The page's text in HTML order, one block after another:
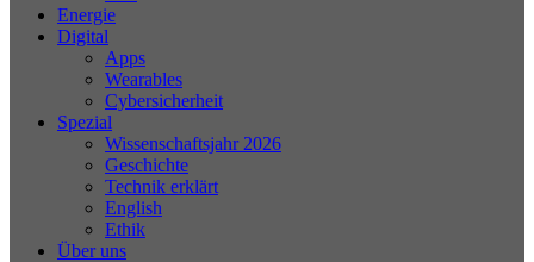
Energie
Digital
Apps
Wearables
Cybersicherheit
Spezial
Wissenschaftsjahr 2026
Geschichte
Technik erklärt
English
Ethik
Über uns